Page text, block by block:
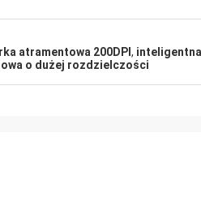
atramentowa 200DPI ,
o dużej rozdzielczości